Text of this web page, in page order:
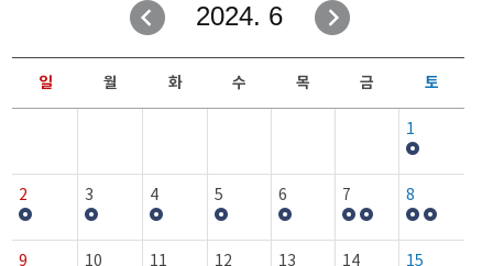
2024. 6
일 월 화 수 목 금 토
1
2 3 4 5 6 7 8
9 10 11 12 13 14 15